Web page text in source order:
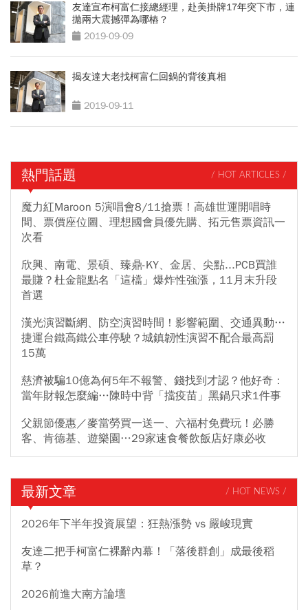
友達宣布柯富仁接總經理，赴美掛牌17年突下市，連
拋兩大震撼彈為哪樁？
2019-09-09
揭友達大老找柯富仁回鍋的背後真相
2019-09-11
熱門話題 / HOT ARTICLES /
魔力紅Maroon 5演唱會8/11搶票！高雄世運開唱時
間、票價座位圖、理想國會員優先購、拓元售票資訊一
次看
欣興、南電、景碩、臻鼎-KY、金居、尖點...PCB買誰
最賺？杜金龍點名「這檔」爆炸性強漲，11月末升段
首選
漢光演習斷網、防空演習時間！影響範圍、交通異動…
捷運台鐵高鐵公車停駛？城鎮韌性演習不配合最高罰
15萬
慈濟被騙10億為何5年不報警、錢找到才認？他好奇：
當年財報怎麼編…陳時中背「擋疫苗」黑鍋只求1件事
父親節優惠／麥當勞買一送一、六福村免費玩！必勝
客、肯德基、遊樂園…29家速食餐飲飯店好康必收
最新文章 / HOT NEWS /
2026年下半年投資展望：狂熱漲勢 vs 嚴峻現實
友達二把手柯富仁裸辭內幕！「落後群創」成最後稻
草？
2026前進大南方論壇